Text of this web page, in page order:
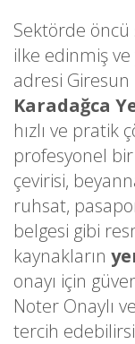
Sektörde öncü
ilke edinmiş
adresi
Karadağca
hızlı ve pratik
profesyonel
çevirisi,
ruhsat,
belgesi gibi
kaynakların
onayı için
Noter Onaylı
tercih